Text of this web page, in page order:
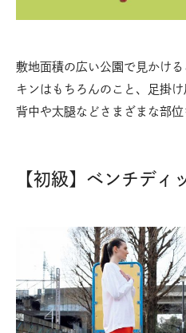
敷地面積の広い公園で見かけ
キンはもちろんのこと、足掛
背中や太腿などさまざまな部位
【初級】ベンチディ